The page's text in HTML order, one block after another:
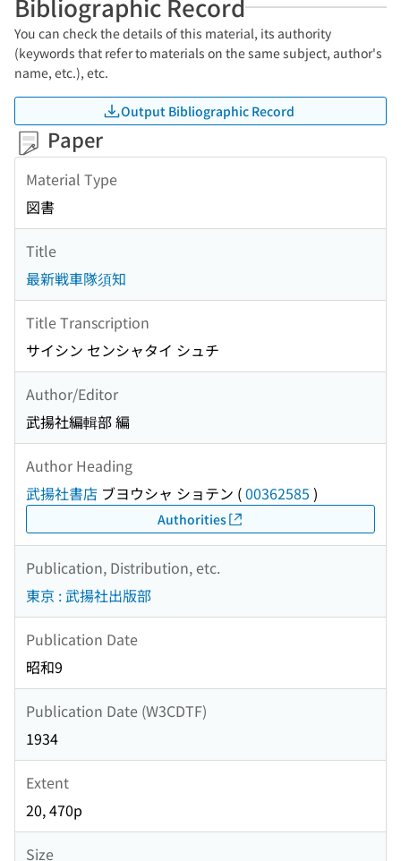
Bibliographic Record
You can check the details of this material, its authority
(keywords that refer to materials on the same subject, author's
name, etc.), etc.
Output Bibliographic Record
Paper
Material Type
図書
Title
最新戦車隊須知
Title Transcription
サイシン センシャタイ シュチ
Author/Editor
武揚社編輯部 編
Author Heading
武揚社書店 ブヨウシャ ショテン (00362585 )
Authorities
Publication, Distribution, etc.
東京 : 武揚社出版部
Publication Date
昭和9
Publication Date (W3CDTF)
1934
Extent
20, 470p
Size